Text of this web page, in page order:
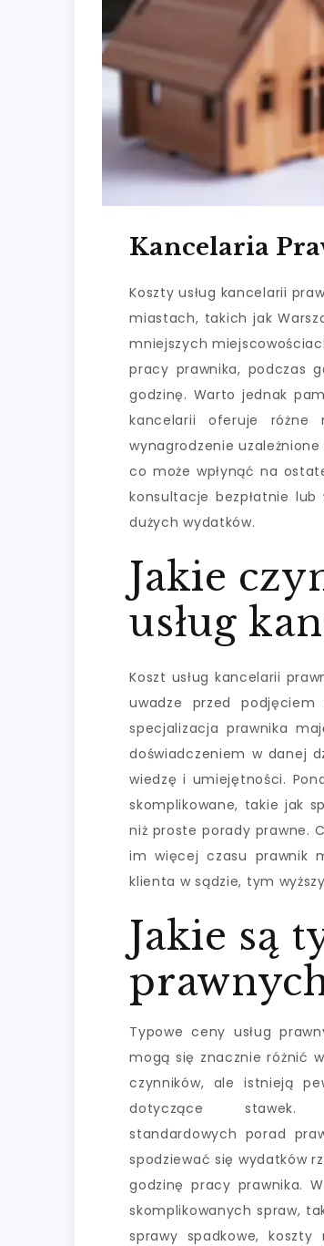
Kancelaria
Koszty usług kancelarii
miastach, takich jak
mniejszych
pracy prawnika, podczas
godzinę. Warto jednak
kancelarii oferuje różne
wynagrodzenie
co może wpłynąć na
konsultacje bezpłatnie
dużych wydatków.
Jakie
usług
Koszt usług kancelarii
uwadze przed
specjalizacja prawnika
doświadczeniem w danej
wiedzę i umiejętności.
skomplikowane, takie jak
niż proste porady prawne.
im więcej czasu prawnik
klienta w sądzie, tym
Jakie są
Typowe ceny usług
mogą się znacznie różnić
czynników, ale istnieją
dotyczące
standardowych porad
spodziewać się wydatków
godzinę pracy prawnika.
skomplikowanych spraw,
sprawy spadkowe,